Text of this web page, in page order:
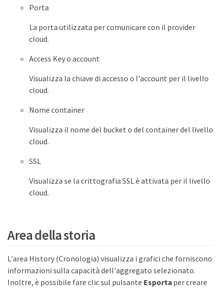
Porta
La porta utilizzata per comunicare con il provider
cloud.
Access Key o account
Visualizza la chiave di accesso o l'account per il livello
cloud.
Nome container
Visualizza il nome del bucket o del container del livello
cloud.
SSL
Visualizza se la crittografia SSL è attivata per il livello
cloud.
Area della storia
L'area History (Cronologia) visualizza i grafici che forniscono
informazioni sulla capacità dell'aggregato selezionato.
Inoltre, è possibile fare clic sul pulsante Esporta per creare